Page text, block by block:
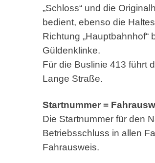
„Schloss“ und die
bedient, ebenso die
Richtung „Hauptbahnhof“
Güldenklinke.
Für die Buslinie 413 führt
Lange Straße.
Startnummer =
Die Startnummer für den
Betriebsschluss in allen
Fahrausweis.